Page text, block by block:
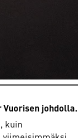
Vuorisen johdolla.
kuin